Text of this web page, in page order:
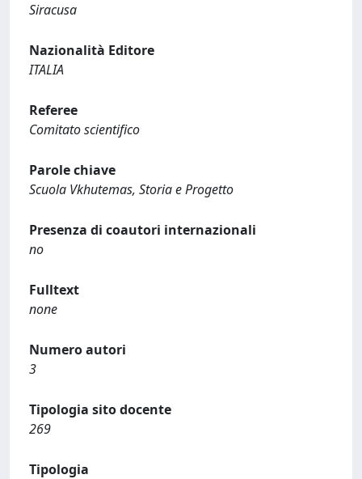
Siracusa
Nazionalità Editore
ITALIA
Referee
Comitato scientifico
Parole chiave
Scuola Vkhutemas, Storia e Progetto
Presenza di coautori internazionali
no
Fulltext
none
Numero autori
3
Tipologia sito docente
269
Tipologia